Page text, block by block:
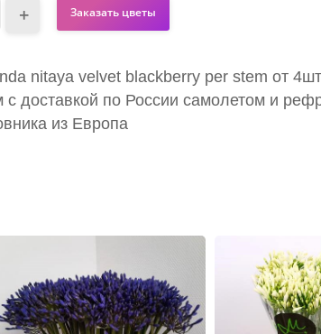
Заказать цветы
nitaya velvet blackberry per stem от
с доставкой по России самолетом и
из Европа